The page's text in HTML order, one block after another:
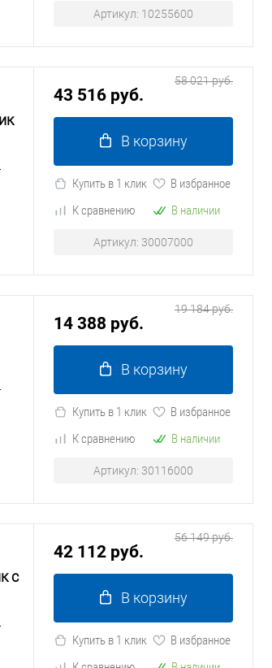
Артикул: 10255600
43 516 руб.
58 021 руб.
В корзину
Купить в 1 клик
В избранное
К сравнению
В наличии
Артикул: 30007000
14 388 руб.
19 184 руб.
В корзину
Купить в 1 клик
В избранное
К сравнению
В наличии
Артикул: 30116000
с
42 112 руб.
56 149 руб.
В корзину
Купить в 1 клик
В избранное